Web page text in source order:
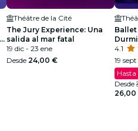
Théâtre de la Cité
The Jury Experience: Una
salida al mar fatal
19 dic - 23 ene
Desde 24,00 €
Ballet
4.1
19
Hasta
Desde
26,00